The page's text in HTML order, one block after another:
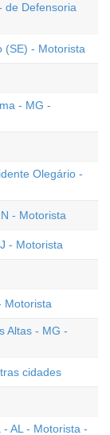
de Defensoria
(SE) - Motorista
- MG -
Olegário -
- Motorista
- Motorista
Motorista
Altas - MG -
cidades
AL - Motorista -